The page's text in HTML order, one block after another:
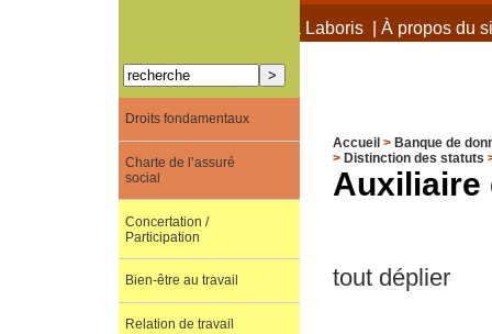
À propos de Terra Laboris| À propos du
Accueil > Banque de
> Distinction des statuts
Auxiliaire
tout déplier
Droits fondamentaux
Charte de l’assuré
social
Concertation /
Participation
Bien-être au travail
Relation de travail